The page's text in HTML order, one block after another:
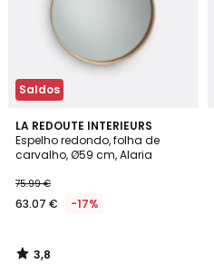
Saldos
LA REDOUTE INTERIEURS
Espelho redondo, folha de
carvalho, Ø59 cm, Alaria
75.99 €
63.07 € -17%
3,8
/ 5
3,8
/